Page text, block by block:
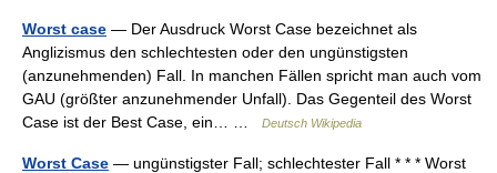
Worst case — Der Ausdruck Worst Case bezeichnet als
Anglizismus den schlechtesten oder den ungünstigsten
(anzunehmenden) Fall. In manchen Fällen spricht man auch vom
GAU (größter anzunehmender Unfall). Das Gegenteil des Worst
Case ist der Best Case, ein… …
Deutsch Wikipedia
Worst Case — ungünstigster Fall; schlechtester Fall * * * Worst